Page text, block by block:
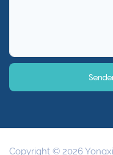
Copyright © 2026